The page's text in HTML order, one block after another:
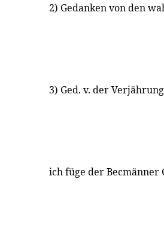
2) Gedanken von den
3) Ged. v. der
ich füge der Becmänner